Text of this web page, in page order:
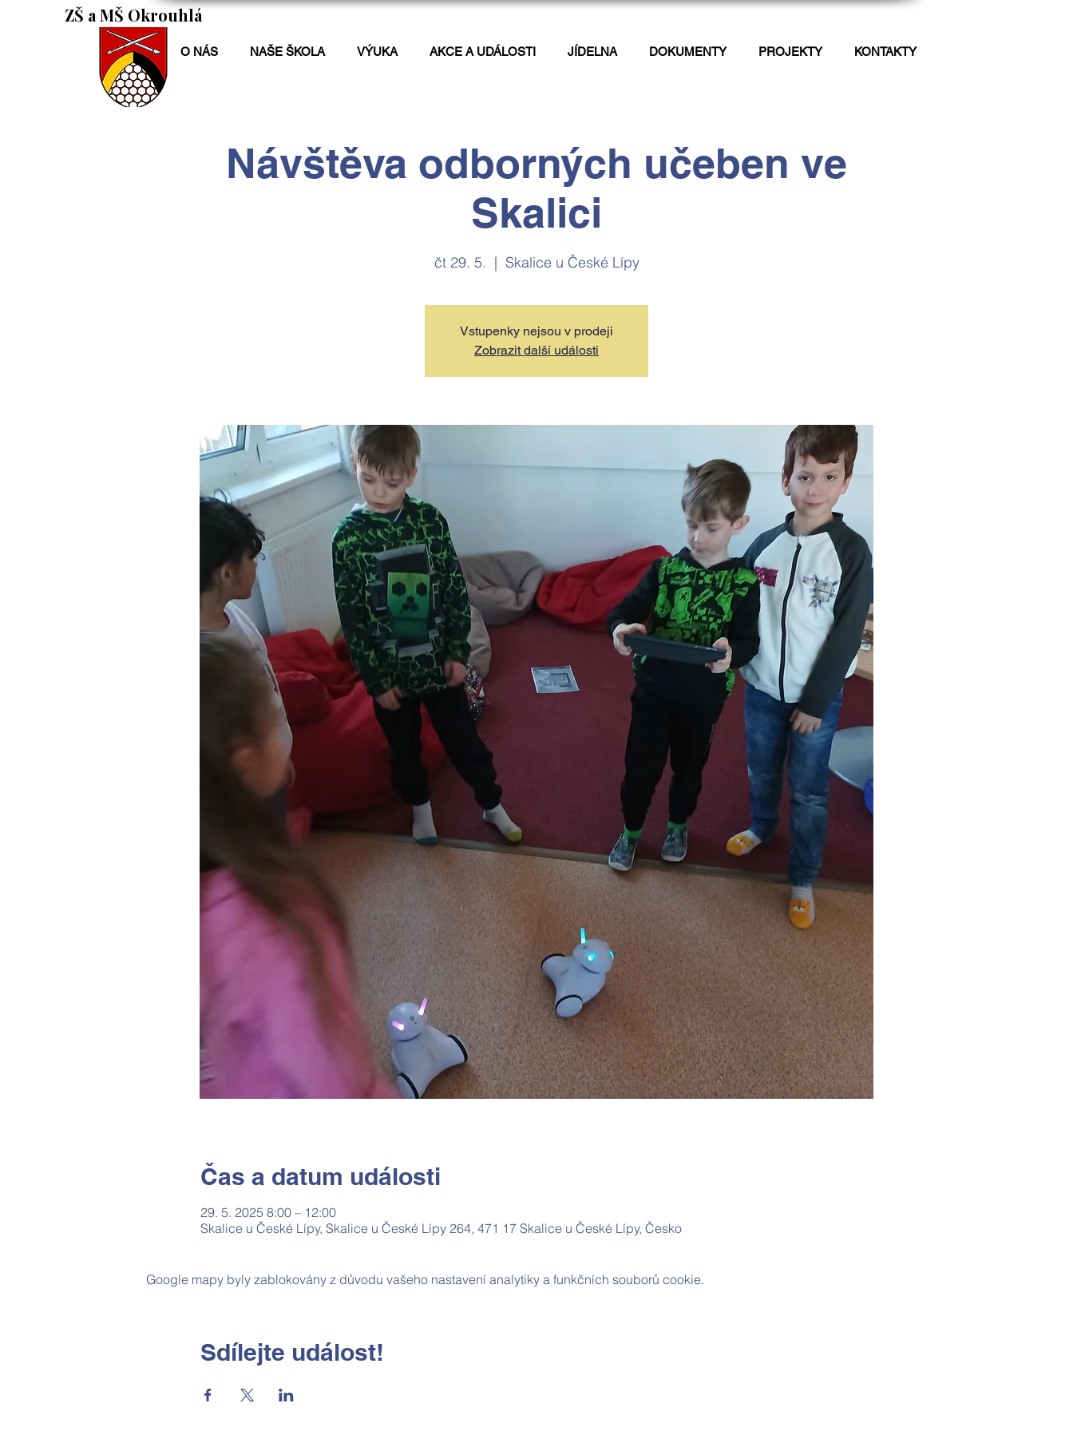
ZŠ a MŠ Okrouhlá
O NÁS NAŠE ŠKOLA VÝUKA AKCE A UDÁLOSTI JÍDELNA DOKUMENTY PROJEKTY KONTAKTY
Návštěva odborných učeben ve
Skalici
čt 29. 5.
  |
Skalice u České Lípy
Vstupenky nejsou v prodeji
Zobrazit další události
Čas a datum události
29. 5. 2025 8:00 – 12:00
Skalice u České Lípy, Skalice u České Lípy 264, 471 17 Skalice u České Lípy, Česko
Google mapy byly zablokovány z důvodu vašeho nastavení analytiky a funkčních souborů cookie.
Sdílejte událost!